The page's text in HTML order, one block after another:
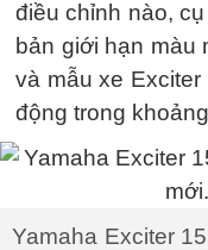
điều chỉnh nào,
bản giới hạn màu
và mẫu xe
động trong
Yamaha Exciter